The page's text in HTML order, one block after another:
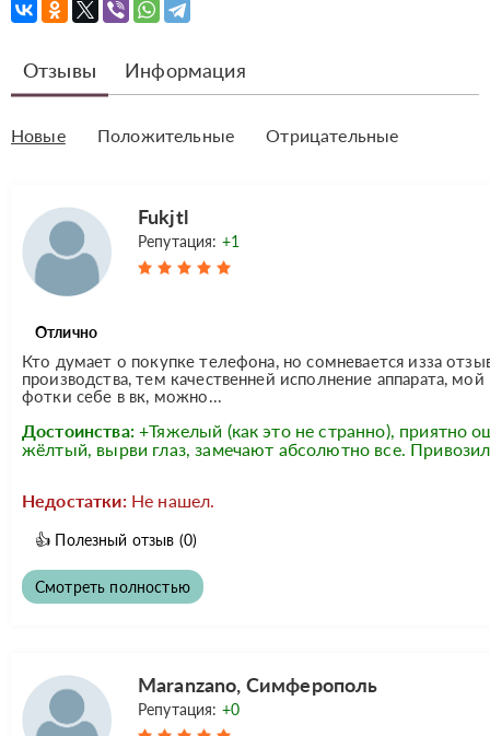
Отзывы Информация
Новые Положительные Отрицательные
Fukjtl
Репутация: +1
Отлично
Кто думает о покупке телефона, но сомневается изза
производства, тем качественней исполнение аппарата,
фотки себе в вк, можно...
Достоинства: +Тяжелый (как это не странно), приятно
жёлтый, вырви глаз, замечают абсолютно все.
Недостатки: Не нашел.
👍 Полезный отзыв (0)
Смотреть полностью
Maranzano, Симферополь
Репутация: +0